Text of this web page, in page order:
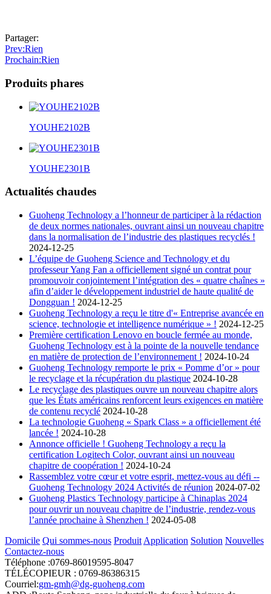
Partager:
Prev:Rien
Prochain:Rien
Produits phares
YOUHE2102B
YOUHE2301B
Actualités chaudes
Guoheng Technology a l’honneur de participer à la rédaction
de deux normes nationales, ouvrant ainsi un nouveau chapitre
dans la normalisation de l’industrie des plastiques recyclés !
2024-12-25
L’équipe de Guoheng Science and Technology et du
professeur Yang Fan a officiellement signé un contrat pour
promouvoir conjointement l’intégration des « quatre chaînes »
afin d’aider le développement industriel de haute qualité de
Dongguan ! 2024-12-25
Guoheng Technology a reçu le titre d'« Entreprise avancée en
science, technologie et intelligence numérique » ! 2024-12-25
Première certification Lenovo en boucle fermée au monde,
Guoheng Technology est à la pointe de la nouvelle tendance
en matière de protection de l’environnement ! 2024-10-24
Guoheng Technology remporte le prix « Pomme d’or » pour
le recyclage et la récupération du plastique 2024-10-28
Le recyclage des plastiques ouvre un nouveau chapitre alors
que les États américains renforcent leurs exigences en matière
de contenu recyclé 2024-10-28
La technologie Guoheng « Spark Class » a officiellement été
lancée ! 2024-10-28
Annonce officielle ! Guoheng Technology a reçu la
certification Logitech Color, ouvrant ainsi un nouveau
chapitre de coopération ! 2024-10-24
Rassemblez votre cœur et votre esprit, mettez-vous au défi --
Guoheng Technology 2024 Activités de réunion 2024-07-02
Guoheng Plastics Technology participe à Chinaplas 2024
pour ouvrir un nouveau chapitre de l’industrie, rendez-vous
l’année prochaine à Shenzhen ! 2024-05-08
Domicile Qui sommes-nous Produit Application Solution Nouvelles
Contactez-nous
Téléphone :0769-86019595-8047
TÉLÉCOPIEUR : 0769-86386315
Courriel:gm-gmh@dg-guoheng.com